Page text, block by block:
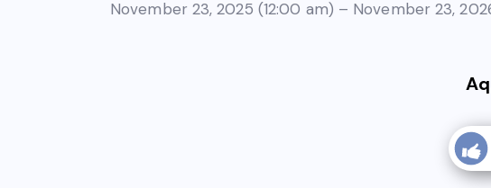
November 23, 2025 (12:00 am) – November 23,